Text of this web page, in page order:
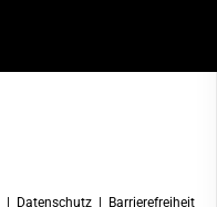
| Datenschutz | Barrierefreiheit